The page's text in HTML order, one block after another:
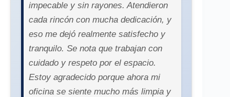
impecable y sin rayones. Atendieron
cada rincón con mucha dedicación, y
eso me dejó realmente satisfecho y
tranquilo. Se nota que trabajan con
cuidado y respeto por el espacio.
Estoy agradecido porque ahora mi
oficina se siente mucho más limpia y